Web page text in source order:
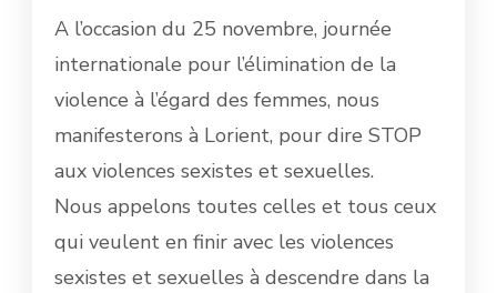
A l’occasion du 25 novembre, journée
internationale pour l’élimination de la
violence à l’égard des femmes, nous
manifesterons à Lorient, pour dire STOP
aux violences sexistes et sexuelles.
Nous appelons toutes celles et tous ceux
qui veulent en finir avec les violences
sexistes et sexuelles à descendre dans la